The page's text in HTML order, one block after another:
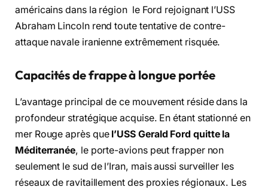
américains dans la région le Ford rejoignant l’USS
Abraham Lincoln rend toute tentative de contre-
attaque navale iranienne extrêmement risquée.
Capacités de frappe à longue portée
L’avantage principal de ce mouvement réside dans la
profondeur stratégique acquise. En étant stationné en
mer Rouge après que l’USS Gerald Ford quitte la
Méditerranée, le porte-avions peut frapper non
seulement le sud de l’Iran, mais aussi surveiller les
réseaux de ravitaillement des proxies régionaux. Les